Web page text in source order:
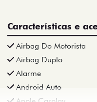
Características e
Airbag Do Motorista
Airbag Duplo
Alarme
Android Auto